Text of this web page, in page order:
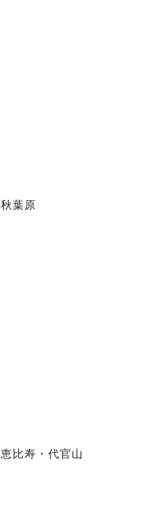
秋葉原
恵比寿・代官山